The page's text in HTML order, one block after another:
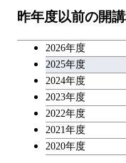
専門
キャ
昨年度以前の開講
2026年度
2025年度
2024年度
2023年度
2022年度
2021年度
2020年度